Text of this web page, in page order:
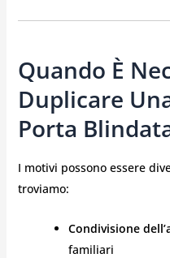
Quando È
Duplicare
Porta
I motivi possono essere
troviamo:
Condivisione
familiari